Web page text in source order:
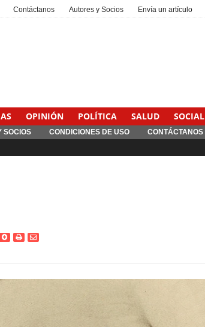
Contáctanos Autores y Socios Envía un artículo
OPINIÓN POLÍTICA SALUD SOCIAL
SOCIOS CONDICIONES DE USO CONTÁCTANOS